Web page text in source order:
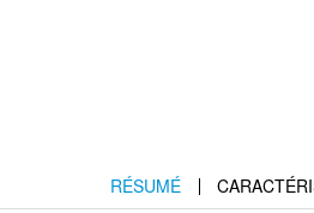
RÉSUMÉ